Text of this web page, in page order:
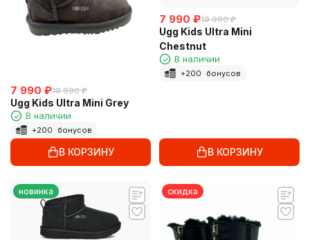
7 990 ₽19 990 ₽
Ugg Kids Ultra Mini Grey
В наличии
+200 бонусов
В КОРЗИНУ
7 990 ₽19 990 ₽
Ugg Kids Ultra Mini
Chestnut
В наличии
+200 бонусов
В КОРЗИНУ
новинка скидка